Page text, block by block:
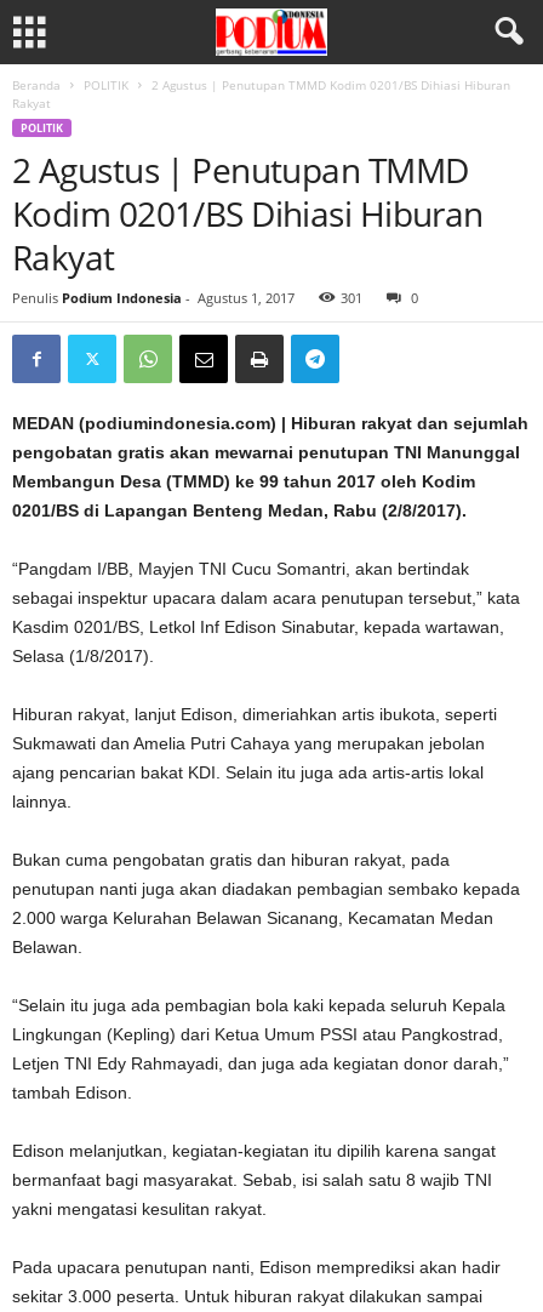
Beranda POLITIK
2 Agustus | Penutupan TMMD Kodim 0201/BS Dihiasi Hiburan
Rakyat
POLITIK
2 Agustus | Penutupan TMMD
Kodim 0201/BS Dihiasi Hiburan
Rakyat
Penulis Podium Indonesia - Agustus 1, 2017 301 0
MEDAN (podiumindonesia.com) | Hiburan rakyat dan sejumlah
pengobatan gratis akan mewarnai penutupan TNI Manunggal
Membangun Desa (TMMD) ke 99 tahun 2017 oleh Kodim
0201/BS di Lapangan Benteng Medan, Rabu (2/8/2017).
“Pangdam I/BB, Mayjen TNI Cucu Somantri, akan bertindak
sebagai inspektur upacara dalam acara penutupan tersebut,” kata
Kasdim 0201/BS, Letkol Inf Edison Sinabutar, kepada wartawan,
Selasa (1/8/2017).
Hiburan rakyat, lanjut Edison, dimeriahkan artis ibukota, seperti
Sukmawati dan Amelia Putri Cahaya yang merupakan jebolan
ajang pencarian bakat KDI. Selain itu juga ada artis-artis lokal
lainnya.
Bukan cuma pengobatan gratis dan hiburan rakyat, pada
penutupan nanti juga akan diadakan pembagian sembako kepada
2.000 warga Kelurahan Belawan Sicanang, Kecamatan Medan
Belawan.
“Selain itu juga ada pembagian bola kaki kepada seluruh Kepala
Lingkungan (Kepling) dari Ketua Umum PSSI atau Pangkostrad,
Letjen TNI Edy Rahmayadi, dan juga ada kegiatan donor darah,”
tambah Edison.
Edison melanjutkan, kegiatan-kegiatan itu dipilih karena sangat
bermanfaat bagi masyarakat. Sebab, isi salah satu 8 wajib TNI
yakni mengatasi kesulitan rakyat.
Pada upacara penutupan nanti, Edison memprediksi akan hadir
sekitar 3.000 peserta. Untuk hiburan rakyat dilakukan sampai